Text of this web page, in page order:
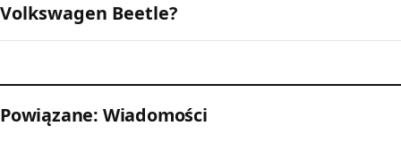
Volkswagen Beetle?
Powiązane: Wiadomości